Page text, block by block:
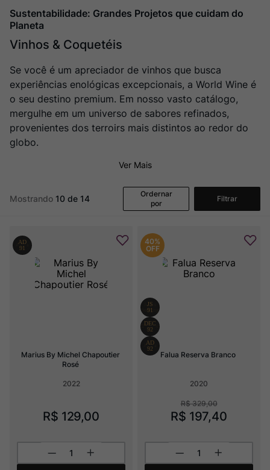
Sustentabilidade: Grandes Projetos que cuidam do
Planeta
Vinhos & Coquetéis
Se você é um apreciador de vinhos que busca
experiências enológicas excepcionais, a World Wine é
o seu destino premium. Em nosso vasto catálogo,
mergulhe em um universo de sabores refinados,
provenientes dos terroirs mais distintos ao redor do
globo.
Ver Mais
Mostrando 10 de 14
Ordernar
por
Filtrar
Marius By Michel Chapoutier
Rosé
2022
R$ 129,00
40%
OFF
Falua Reserva Branco
2020
R$ 329,00
R$ 197,40